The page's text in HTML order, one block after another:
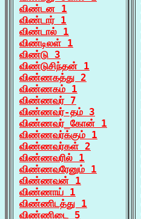
விண்டன 1
விண்டார் 1
விண்டால் 1
விண்டிலள் 1
விண்டு 3
விண்டுசிந்தன் 1
விண்ணகத்து 2
விண்ணகம் 1
விண்ணவர் 7
விண்ணவர்-தம் 3
விண்ணவர்_கோன் 1
விண்ணவர்க்கும் 1
விண்ணவர்கள் 2
விண்ணவரில் 1
விண்ணவரேனும் 1
விண்ணவன் 1
விண்ணாய் 1
விண்ணிடத்து 1
விண்ணிடை 5